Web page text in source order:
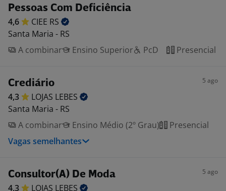
Pessoas Com Deficiência
4,6 CIEE RS
Santa Maria - RS
A combinar
Ensino Superior PcD Presencial
Crediário 5 ago
4,3 LOJAS LEBES
Santa Maria - RS
A combinar
Ensino Médio (2º Grau)
Presencial
Vagas semelhantes
Consultor(A) De Moda 5 ago
4,3 LOJAS LEBES